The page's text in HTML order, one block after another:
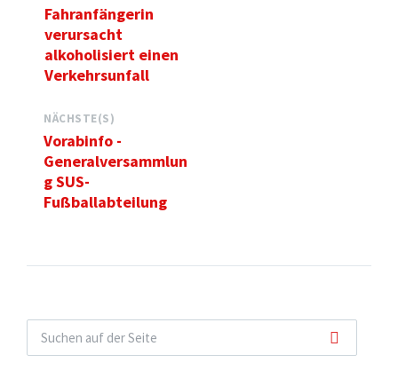
Fahranfängerin
verursacht
alkoholisiert einen
Verkehrsunfall
NÄCHSTE(S)
Vorabinfo -
Generalversammlun
g SUS-
Fußballabteilung